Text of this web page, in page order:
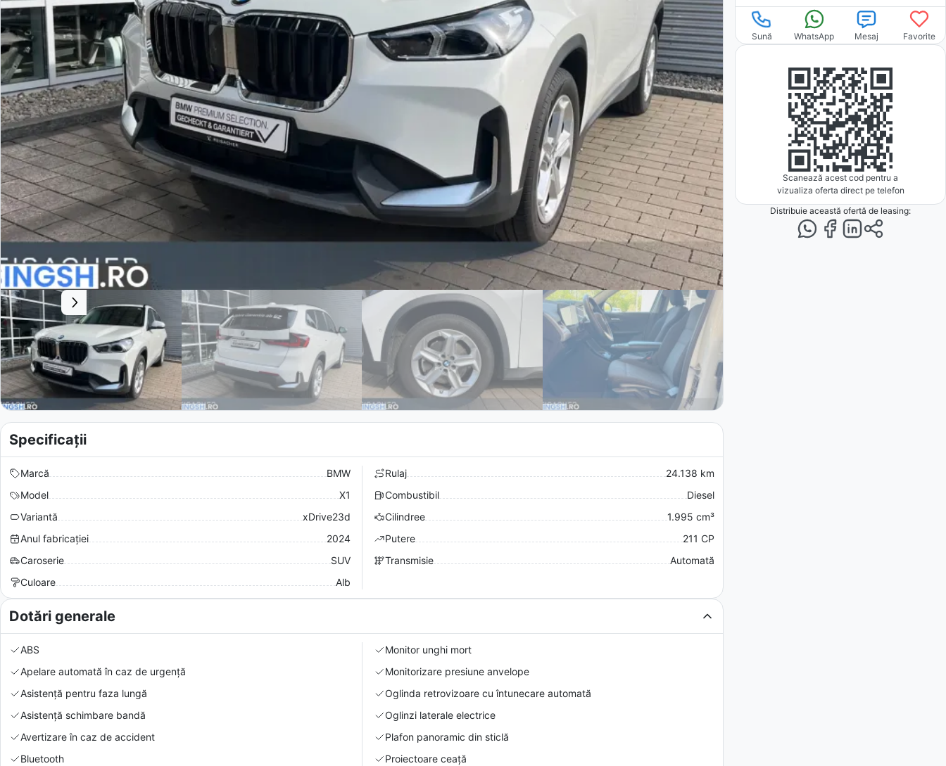
Sună WhatsApp Mesaj Favorite
Scanează acest cod pentru a
vizualiza oferta direct pe telefon
Distribuie această ofertă de leasing:
Specificații
Marcă
BMW
Model
X1
Variantă
xDrive23d
Anul fabricației
2024
Caroserie
SUV
Culoare
Alb
Rulaj
24.138 km
Combustibil
Diesel
Cilindree
1.995 cm³
Putere
211 CP
Transmisie
Automată
Dotări generale
ABS
Apelare automată în caz de urgență
Asistență pentru faza lungă
Asistență schimbare bandă
Avertizare în caz de accident
Bluetooth
Monitor unghi mort
Monitorizare presiune anvelope
Oglinda retrovizoare cu întunecare automată
Oglinzi laterale electrice
Plafon panoramic din sticlă
Proiectoare ceață